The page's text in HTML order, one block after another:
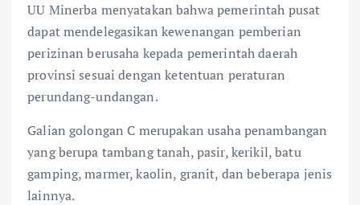
UU Minerba menyatakan bahwa pemerintah pusat
dapat mendelegasikan kewenangan pemberian
perizinan berusaha kepada pemerintah daerah
provinsi sesuai dengan ketentuan peraturan
perundang-undangan.
Galian golongan C merupakan usaha penambangan
yang berupa tambang tanah, pasir, kerikil, batu
gamping, marmer, kaolin, granit, dan beberapa jenis
lainnya.